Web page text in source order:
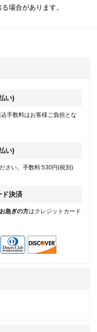
場合があります。
い)
手数料はお客様ご負担とな
い)
さい。手数料:530円(税別)
ド決済
お急ぎの方はクレジットカード